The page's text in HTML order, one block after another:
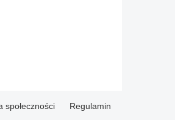
społeczności Regulamin